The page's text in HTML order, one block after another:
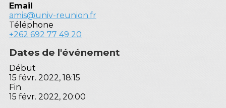
Email
amis@univ-reunion.fr
Téléphone
+262 692 77 49 20
Dates de l'événement
Début
15 févr. 2022, 18:15
Fin
15 févr. 2022, 20:00